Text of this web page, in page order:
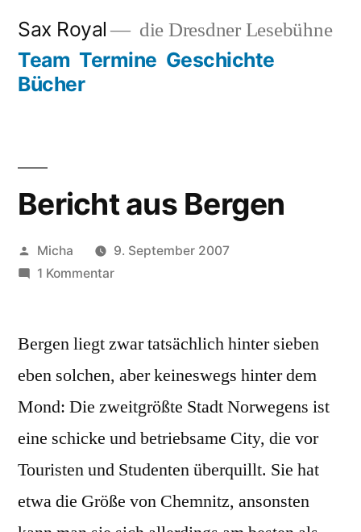
springen
Sax Royal die Dresdner Lesebühne
Team Termine Geschichte
Bücher
Bericht aus Bergen
Veröffentlicht
von
Micha
9. September 2007
1 Kommentarzu
Bergen
Bergen liegt zwar tatsächlich hinter sieben
eben solchen, aber keineswegs hinter dem
Mond: Die zweitgrößte Stadt Norwegens ist
eine schicke und betriebsame City, die vor
Touristen und Studenten überquillt. Sie hat
etwa die Größe von Chemnitz, ansonsten